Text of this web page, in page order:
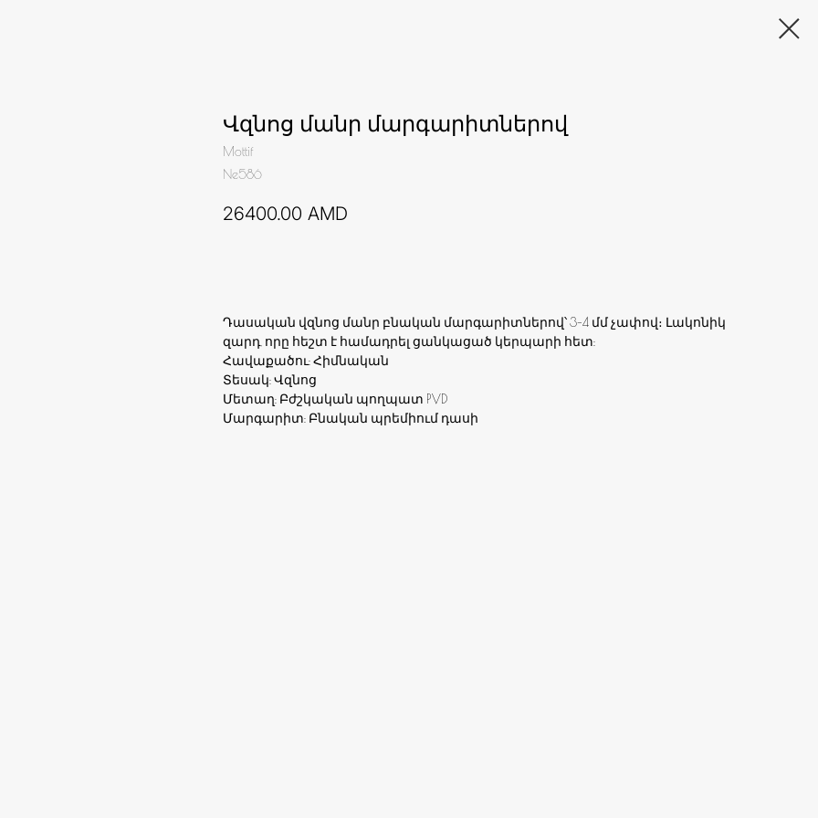
Վզնոց մանր մարգարիտներով
Mottif
Ne586
26400.00 AMD
Դասական վզնոց մանր բնական մարգարիտներով՝ 3–4 մմ չափով։ Լակոնիկ
զարդ, որը հեշտ է համադրել ցանկացած կերպարի հետ:
Հավաքածու: Հիմնական
Տեսակ: Վզնոց
Մետաղ: Բժշկական պողպատ PVD
Մարգարիտ: Բնական պրեմիում դասի